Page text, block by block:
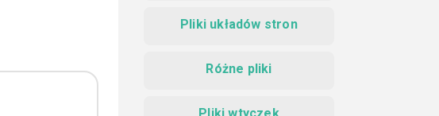
Pliki układów stron
Różne pliki